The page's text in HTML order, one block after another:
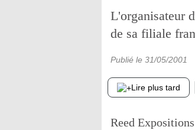
L'organisateur
de sa filiale
Publié le 31/05/2001
Lire plus tard
Reed